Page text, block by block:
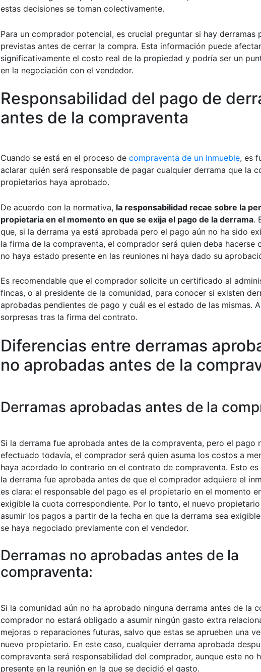
estas decisiones se toman colectivamente.
Para un comprador potencial, es crucial preguntar si hay derramas
previstas antes de cerrar la compra. Esta información puede afectar
significativamente el costo real de la propiedad y podría ser un
en la negociación con el vendedor.
Responsabilidad del pago de
antes de la compraventa
Cuando se está en el proceso de compraventa de un inmueble, es
aclarar quién será responsable de pagar cualquier derrama que la
propietarios haya aprobado.
De acuerdo con la normativa, la responsabilidad recae sobre la
propietaria en el momento en que se exija el pago de la derrama.
que, si la derrama ya está aprobada pero el pago aún no ha sido
la firma de la compraventa, el comprador será quien deba hacerse
no haya estado presente en las reuniones ni haya dado su
Es recomendable que el comprador solicite un certificado al
fincas, o al presidente de la comunidad, para conocer si existen
aprobadas pendientes de pago y cuál es el estado de las mismas.
sorpresas tras la firma del contrato.
Diferencias entre derramas
no aprobadas antes de la
Derramas aprobadas antes de la
Si la derrama fue aprobada antes de la compraventa, pero el pago
efectuado todavía, el comprador será quien asuma los costos a
haya acordado lo contrario en el contrato de compraventa. Esto es
la derrama fue aprobada antes de que el comprador adquiere el
es clara: el responsable del pago es el propietario en el momento
exigible la cuota correspondiente. Por lo tanto, el nuevo
asumir los pagos a partir de la fecha en que la derrama sea
se haya negociado previamente con el vendedor.
Derramas no aprobadas antes de la
compraventa:
Si la comunidad aún no ha aprobado ninguna derrama antes de la
comprador no estará obligado a asumir ningún gasto extra
mejoras o reparaciones futuras, salvo que estas se aprueben una
nuevo propietario. En este caso, cualquier derrama aprobada
compraventa será responsabilidad del comprador, aunque este no
presente en la reunión en la que se decidió el gasto.